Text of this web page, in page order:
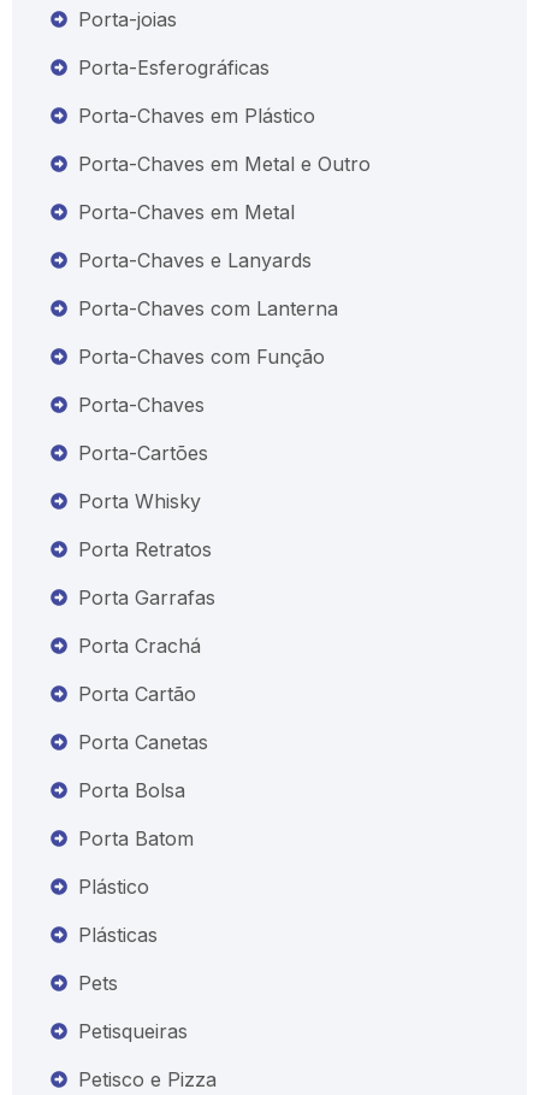
Porta-joias
Porta-Esferográficas
Porta-Chaves em Plástico
Porta-Chaves em Metal e Outro
Porta-Chaves em Metal
Porta-Chaves e Lanyards
Porta-Chaves com Lanterna
Porta-Chaves com Função
Porta-Chaves
Porta-Cartões
Porta Whisky
Porta Retratos
Porta Garrafas
Porta Crachá
Porta Cartão
Porta Canetas
Porta Bolsa
Porta Batom
Plástico
Plásticas
Pets
Petisqueiras
Petisco e Pizza